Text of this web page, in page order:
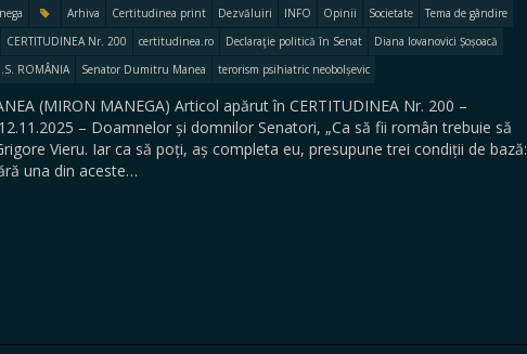
Arhiva Certitudinea print Dezvăluiri INFO Opinii Societate
Tema de gândire
CERTITUDINEA Nr. 200 certitudinea.ro Declaraţie politică în Senat
Diana Iovanovici Șoșoacă
ROMÂNIA Senator Dumitru Manea terorism psihiatric neobolșevic
(MIRON MANEGA) Articol apărut în CERTITUDINEA Nr. 200 –
– Doamnelor și domnilor Senatori, „Ca să fii român trebuie să
Vieru. Iar ca să poți, aș completa eu, presupune trei condiții de bază:
una din aceste…